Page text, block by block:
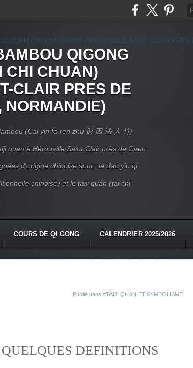
QIGONG
CHI CHUAN)
CLAIR PRES DE
NORMANDIE)
(Cai yin fa ren zhu 財 因 法 人 竹)
quan à Hérouville Saint Clair près de Caen
d'origine chinoise sont : le dao yin qi
chinoise) et le taiji quan (tai chi
COURS DE QI GONG CALENDRIER 2025/2026
Publié dans #TAIJI QUAN ET SYMBOLISME
DEFINITIONS